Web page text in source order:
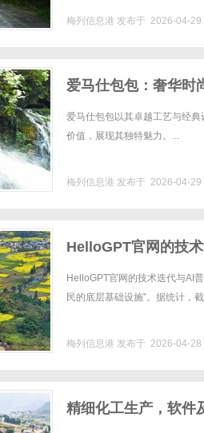
梅列信息港 发布于 2026-04-29
爱马仕包包：奢华时
爱马仕包包以其卓越工艺与经
价值，展现其独特魅力。...
梅列信息港 发布于 2026-04-29
HelloGPT官网的技
HelloGPT官网的技术迭代与AI
民的底层基础设施”。据统计，
梅列信息港 发布于 2026-04-28
精细化工生产，软件